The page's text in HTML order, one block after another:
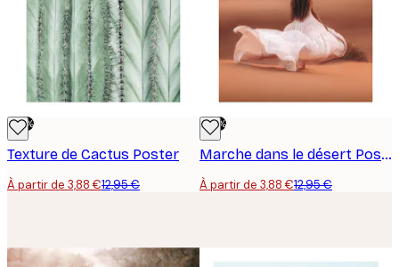
-70%
Texture de Cactus Poster
À partir de 3,88 €12,95 €
-70%
Marche dans le désert Poster
À partir de 3,88 €12,95 €